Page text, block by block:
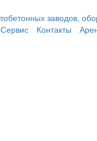
Сервис Контакты